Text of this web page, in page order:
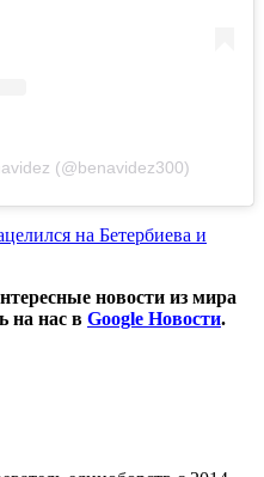
(@benavidez300)
на Бетербиева и
новости из мира
на нас в Google Новости.